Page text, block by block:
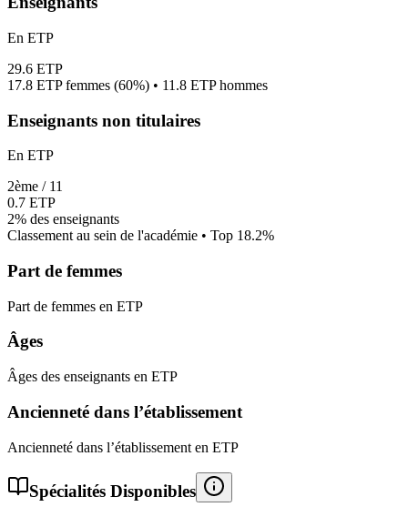
En ETP
29.6 ETP
17.8 ETP femmes (60%) • 11.8 ETP hommes
Enseignants non titulaires
En ETP
2ème / 11
0.7 ETP
2% des enseignants
Classement au sein de l'académie • Top 18.2%
Part de femmes
Part de femmes en ETP
Âges
Âges des enseignants en ETP
Ancienneté dans l’établissement
Ancienneté dans l’établissement en ETP
Spécialités Disponibles